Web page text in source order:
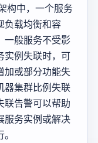
构中，一个服务
负载均衡和容
一般服务不受影
实例失联时，可
加或部分功能失
器集群比例失联
联告警可以帮助
服务实例或解决